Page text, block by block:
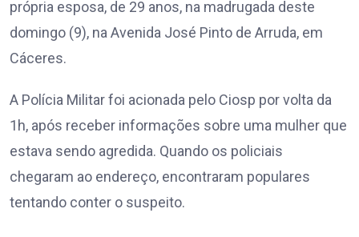
própria esposa, de 29 anos, na madrugada deste
domingo (9), na Avenida José Pinto de Arruda, em
Cáceres.
A Polícia Militar foi acionada pelo Ciosp por volta da
1h, após receber informações sobre uma mulher que
estava sendo agredida. Quando os policiais
chegaram ao endereço, encontraram populares
tentando conter o suspeito.